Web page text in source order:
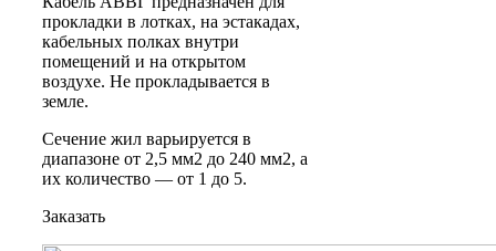
прокладки в лотках, на эстакадах,
кабельных полках внутри
помещений и на открытом
воздухе. Не прокладывается в
земле.
Сечение жил варьируется в
диапазоне от 2,5 мм2 до 240 мм2, а
их количество — от 1 до 5.
Заказать